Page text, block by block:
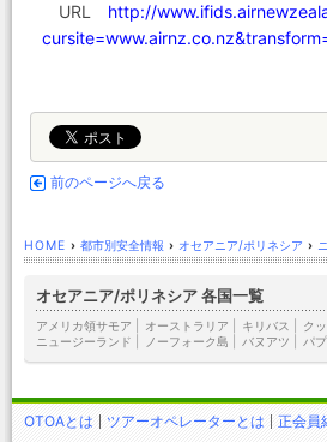
URL http://
前のページへ戻る
HOME › 都市別安全情報 › オセアニア/ポリネシア ›
オセアニア/ポリネシア 各国一覧
アメリカ領サモア オーストラリア キリバス ク
ニュージーランド
ノーフォーク島 バヌアツ パ
OTOAとは ツアーオペレーターとは 正会員